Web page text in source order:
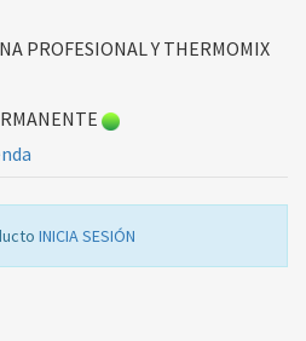
PROFESIONAL Y THERMOMIX
INICIA SESIÓN